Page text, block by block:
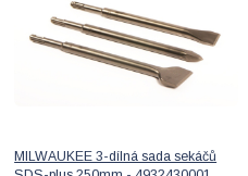
MILWAUKEE 3-dílná sada sekáčů